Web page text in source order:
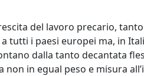
del lavoro precario,
tutti i paesi europei ma, in
dalla tanto decantata
non in egual peso e misura